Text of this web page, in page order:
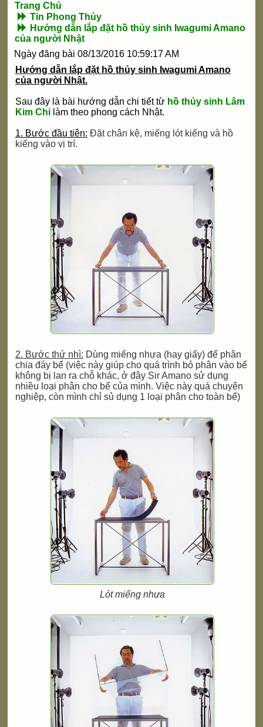
Trang Chủ
Tin Phong Thủy
Hướng dẫn lắp đặt hồ thủy sinh Iwagumi Amano
của người Nhật
Ngày đăng bài 08/13/2016 10:59:17 AM
Hướng dẫn lắp đặt hồ thủy sinh Iwagumi Amano
của người Nhật.
Sau đây là bài hướng dẫn chi tiết từ hồ thủy sinh Lâm
Kim Chilàm theo phong cách Nhật.
1. Bước đầu tiên: Đặt chân kệ, miếng lót kiếng và hồ
kiếng vào vị trí.
2. Bước thứ nhì: Dùng miếng nhựa (hay giấy) để phân
chia đáy bể (việc này giúp cho quá trình bỏ phân vào bể
không bị lan ra chỗ khác, ở đây Sir Amano sử dụng
nhiều loại phân cho bể của mình. Việc này quá chuyên
nghiệp, còn mình chỉ sủ dụng 1 loại phân cho toàn bể)
Lót miếng nhựa